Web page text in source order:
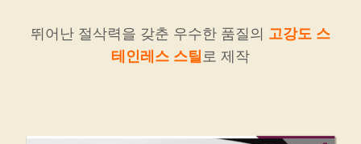
뛰어난 절삭력을 갖춘 우수한 품질의 고강도 스
테인레스 스틸 로 제작